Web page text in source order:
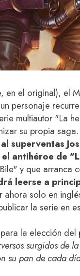
en el original), el
personaje
multiautor "La
su propia
superventas
antihéroe de
y que arranca
leerse a
ahora solo en
la serie en
la elección
surgidos de
su pan de cada